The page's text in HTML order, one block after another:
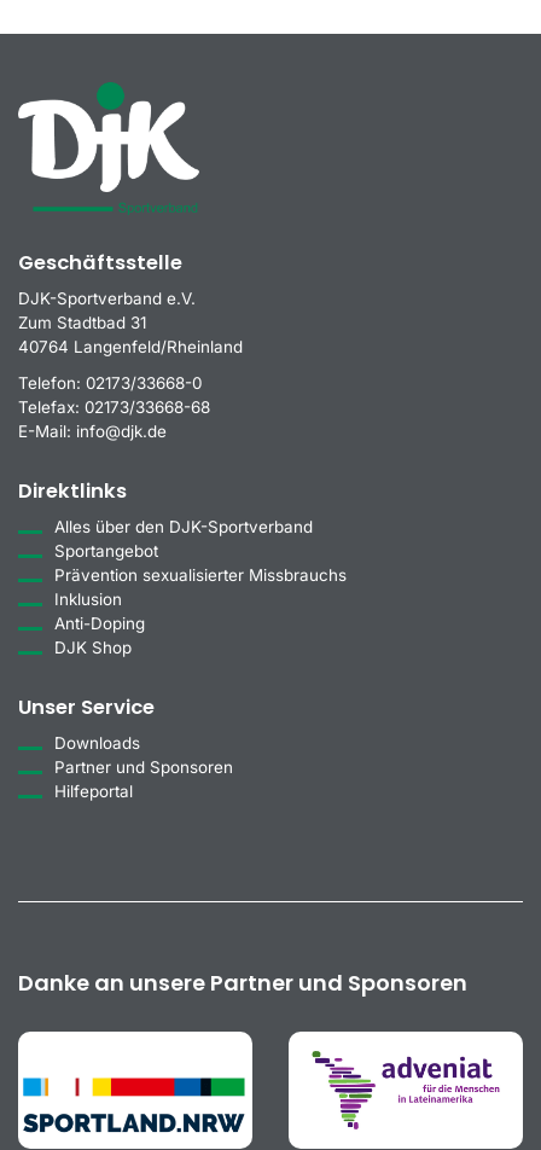
Geschäftsstelle
DJK-Sportverband e.V.
Zum Stadtbad 31
40764 Langenfeld/Rheinland
Telefon: 02173/33668-0
Telefax: 02173/33668-68
E-Mail: info@djk.de
Direktlinks
Alles über den DJK-Sportverband
Sportangebot
Prävention sexualisierter Missbrauchs
Inklusion
Anti-Doping
DJK Shop
Unser Service
Downloads
Partner und Sponsoren
Hilfeportal
Danke an unsere Partner und Sponsoren